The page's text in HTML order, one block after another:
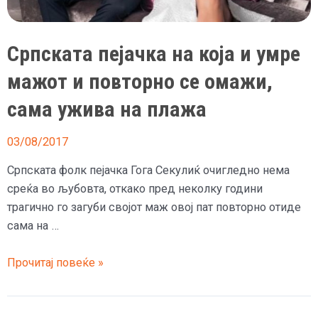
Српската пејачка на која и умре
мажот и повторно се омажи,
сама ужива на плажа
03/08/2017
Српската фолк пејачка Гога Секулиќ очигледно нема
среќа во љубовта, откако пред неколку години
трагично го загуби својот маж овој пат повторно отиде
сама на …
Српската
на
Прочитај повеќе »